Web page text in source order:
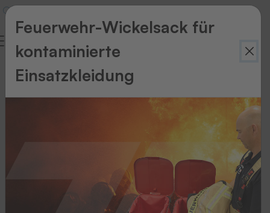
Zurück
Feuerwehr-Wickelsack für
kontaminierte
Einsatzkleidung